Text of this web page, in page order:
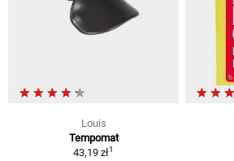
Louis
Tempomat
43,19 zł1